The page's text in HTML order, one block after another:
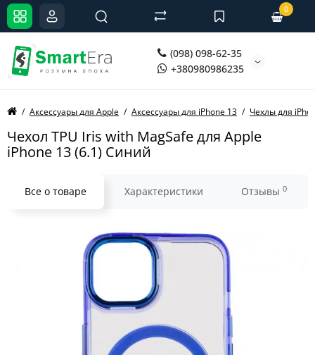
(098) 098-62-35
+380980986235
0
Аксессуары для Apple Аксессуары для iPhone 13 Чехлы для
Чехол TPU Iris with MagSafe для Apple
iPhone 13 (6.1) Синий
Все о товаре Характеристики Отзывы 0